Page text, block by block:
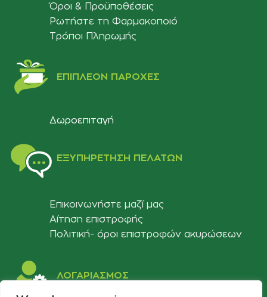
Όροι & Προϋποθέσεις
Ρωτήστε τη Φαρμακοποιό
Τρόποι Πληρωμής
ΕΠΙΠΛΈΟΝ ΠΑΡΟΧΈΣ
Δωροεπιταγή
ΕΞΥΠΗΡΈΤΗΣΗ ΠΕΛΑΤΏΝ
Επικοινωνήστε μαζί μας
Αίτηση επιστροφής
Πολιτική- όροι επιστροφών ακυρώσεων
ΛΟΓΑΡΙΑΣΜΟΣ